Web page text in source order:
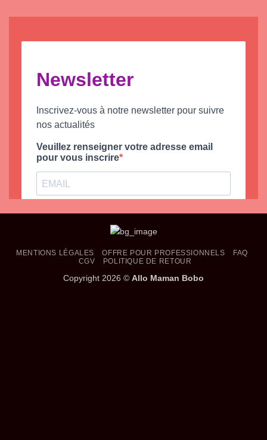
MENTIONS LÉGALES OFFRE POUR PROFESSIONNELS
FAQ
CGV
POLITIQUE DE RETOUR
Copyright 2026 © Allo Maman Bobo